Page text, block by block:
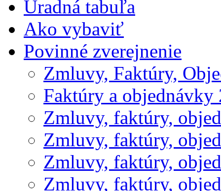
Úradná tabuľa
Ako vybaviť
Povinné zverejnenie
Zmluvy, Faktúry,
Faktúry a objednávky
Zmluvy, faktúry,
Zmluvy, faktúry,
Zmluvy, faktúry,
Zmluvy, faktúry,